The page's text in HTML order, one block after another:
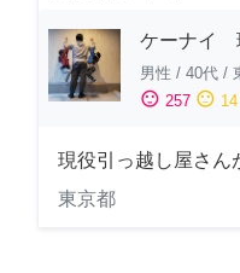
ケーナイ
男性 / 40代 /
sentiment_satisfied 257 sentiment_neutral 14
現役引っ越し屋さん
東京都